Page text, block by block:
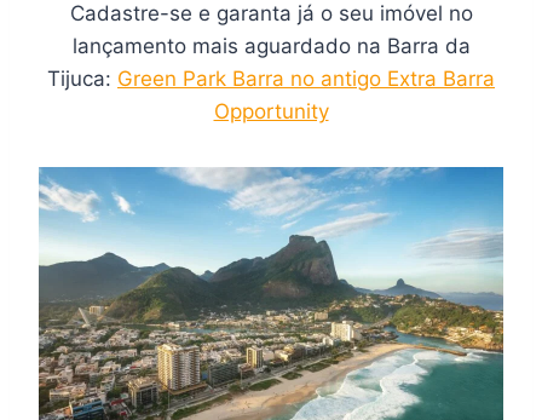
Cadastre-se e garanta já o seu imóvel no
lançamento mais aguardado na Barra da
Tijuca: Green Park Barra no antigo Extra Barra
Opportunity